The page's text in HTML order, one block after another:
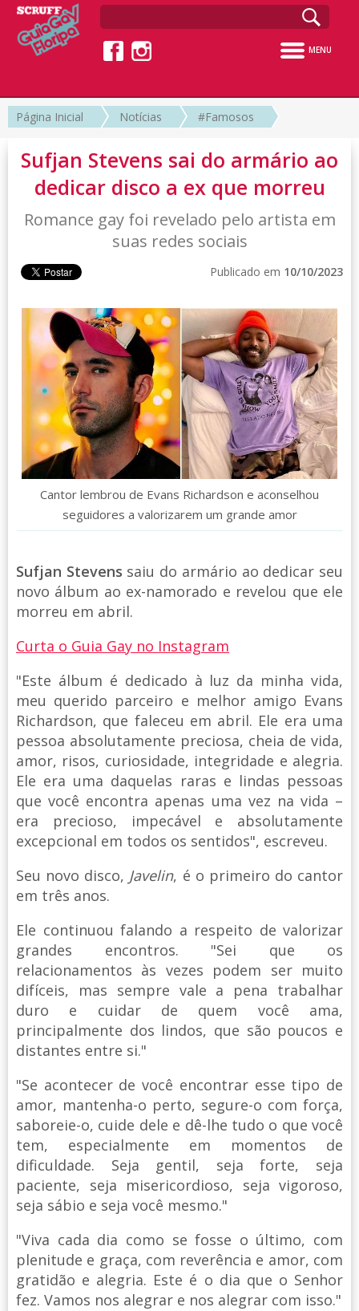
MENU
Página Inicial Notícias #Famosos
Sufjan Stevens sai do armário ao
dedicar disco a ex que morreu
Romance gay foi revelado pelo artista em
suas redes sociais
Publicado em 10/10/2023
Cantor lembrou de Evans Richardson e aconselhou
seguidores a valorizarem um grande amor
Sufjan Stevens saiu do armário ao dedicar seu
novo álbum ao ex-namorado e revelou que ele
morreu em abril.
Curta o Guia Gay no Instagram
"Este álbum é dedicado à luz da minha vida,
meu querido parceiro e melhor amigo Evans
Richardson, que faleceu em abril. Ele era uma
pessoa absolutamente preciosa, cheia de vida,
amor, risos, curiosidade, integridade e alegria.
Ele era uma daquelas raras e lindas pessoas
que você encontra apenas uma vez na vida –
era precioso, impecável e absolutamente
excepcional em todos os sentidos", escreveu.
Seu novo disco, Javelin, é o primeiro do cantor
em três anos.
Ele continuou falando a respeito de valorizar
grandes encontros. "Sei que os
relacionamentos às vezes podem ser muito
difíceis, mas sempre vale a pena trabalhar
duro e cuidar de quem você ama,
principalmente dos lindos, que são poucos e
distantes entre si."
"Se acontecer de você encontrar esse tipo de
amor, mantenha-o perto, segure-o com força,
saboreie-o, cuide dele e dê-lhe tudo o que você
tem, especialmente em momentos de
dificuldade. Seja gentil, seja forte, seja
paciente, seja misericordioso, seja vigoroso,
seja sábio e seja você mesmo."
"Viva cada dia como se fosse o último, com
plenitude e graça, com reverência e amor, com
gratidão e alegria. Este é o dia que o Senhor
fez. Vamos nos alegrar e nos alegrar com isso."